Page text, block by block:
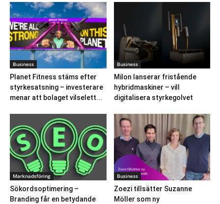
Business
Planet Fitness stäms efter
styrkesatsning – investerare
menar att bolaget vilselett...
Business
Milon lanserar fristående
hybridmaskiner – vill
digitalisera styrkegolvet
Marknadsföring
Sökordsoptimering –
Branding får en betydande
Business
Zoezi tillsätter Suzanne
Möller som ny